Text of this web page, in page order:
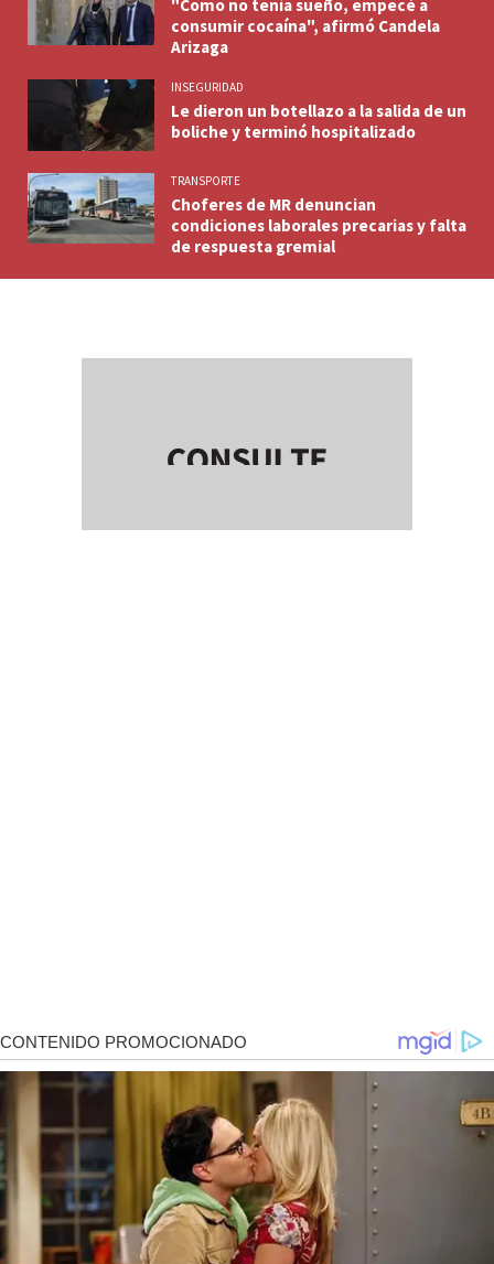
"Como no tenía sueño, empecé a
consumir cocaína", afirmó Candela
Arizaga
INSEGURIDAD
Le dieron un botellazo a la salida de un
boliche y terminó hospitalizado
TRANSPORTE
Choferes de MR denuncian
condiciones laborales precarias y falta
de respuesta gremial